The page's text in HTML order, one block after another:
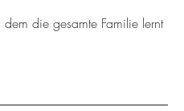
die gesamte Familie lernt